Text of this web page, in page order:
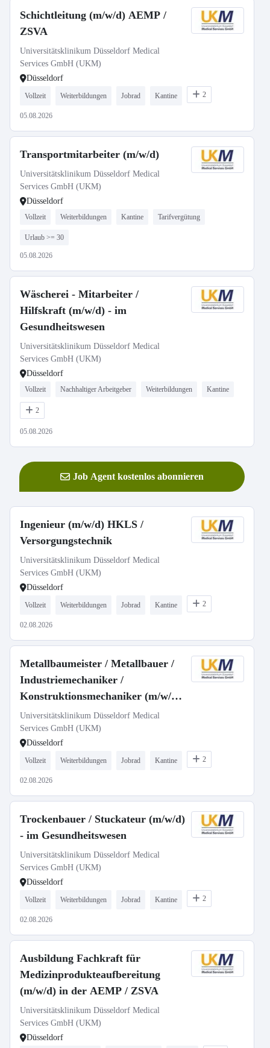
Schichtleitung (m/w/d) AEMP /
ZSVA
Universitätsklinikum Düsseldorf Medical
Services GmbH (UKM)
Düsseldorf
Vollzeit Weiterbildungen Jobrad Kantine 2
05.08.2026
Transportmitarbeiter (m/w/d)
Universitätsklinikum Düsseldorf Medical
Services GmbH (UKM)
Düsseldorf
Vollzeit Weiterbildungen Kantine Tarifvergütung
Urlaub >= 30
05.08.2026
Wäscherei - Mitarbeiter /
Hilfskraft (m/w/d) - im
Gesundheitswesen
Universitätsklinikum Düsseldorf Medical
Services GmbH (UKM)
Düsseldorf
Vollzeit Nachhaltiger Arbeitgeber Weiterbildungen Kantine
2
05.08.2026
Job Agent kostenlos abonnieren
Ingenieur (m/w/d) HKLS /
Versorgungstechnik
Universitätsklinikum Düsseldorf Medical
Services GmbH (UKM)
Düsseldorf
Vollzeit Weiterbildungen Jobrad Kantine 2
02.08.2026
Metallbaumeister / Metallbauer /
Industriemechaniker /
Konstruktionsmechaniker (m/w/d)
- im Gesundheitswesen
Universitätsklinikum Düsseldorf Medical
Services GmbH (UKM)
Düsseldorf
Vollzeit Weiterbildungen Jobrad Kantine 2
02.08.2026
Trockenbauer / Stuckateur (m/w/d)
- im Gesundheitswesen
Universitätsklinikum Düsseldorf Medical
Services GmbH (UKM)
Düsseldorf
Vollzeit Weiterbildungen Jobrad Kantine 2
02.08.2026
Ausbildung Fachkraft für
Medizinprodukteaufbereitung
(m/w/d) in der AEMP / ZSVA
Universitätsklinikum Düsseldorf Medical
Services GmbH (UKM)
Düsseldorf